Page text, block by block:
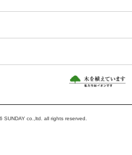
co.,ltd. all rights reserved.